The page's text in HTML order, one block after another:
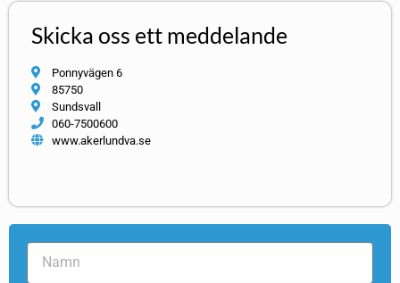
Skicka oss ett meddelande
Ponnyvägen 6
85750
Sundsvall
060-7500600
www.akerlundva.se